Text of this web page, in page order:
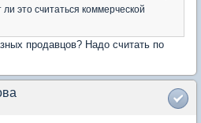
это считаться коммерческой
продавцов? Надо считать по